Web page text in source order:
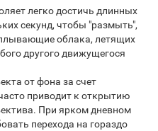
легко достичь длинных
секунд, чтобы "размыть",
облака, летящих
другого движущегося
от фона за счет
приводит к открытию
При ярком дневном
перехода на гораздо